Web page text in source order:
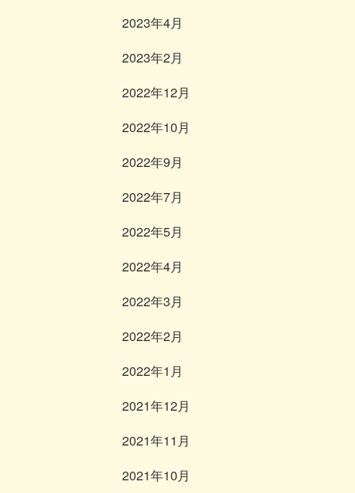
2023年4月
2023年2月
2022年12月
2022年10月
2022年9月
2022年7月
2022年5月
2022年4月
2022年3月
2022年2月
2022年1月
2021年12月
2021年11月
2021年10月